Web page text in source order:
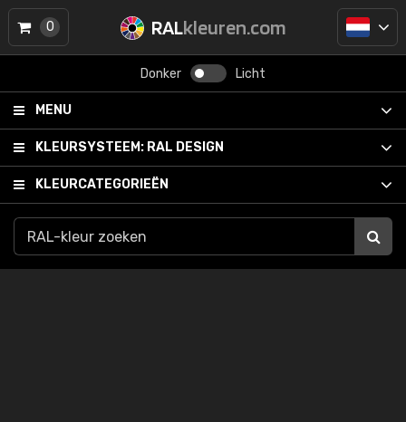
RALkleuren.com
Donker Licht
MENU
KLEURSYSTEEM: RAL DESIGN
KLEURCATEGORIEËN
0